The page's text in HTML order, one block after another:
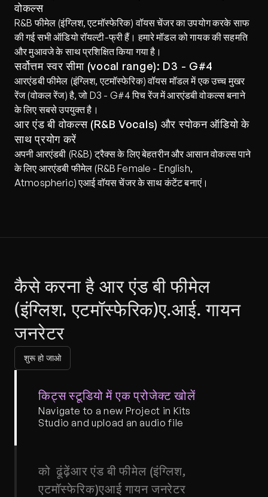
वोकल्स
R&B फीमेल (इंग्लिश, एटमॉस्फेरिक) वॉयस चेंजर का उपयोग करके साफ
की गई सभी ऑडियो रॉयल्टी-फ्री हैं। हमारे मॉडल को गायक की सहमति
और मुआवजे के साथ प्रशिक्षित किया गया है।
सर्वोत्तम स्वर सीमा (vocal range): D3 - G#4
आरएंडबी फीमेल (इंग्लिश, एटमॉस्फेरिक) वॉयस मॉडल में एक उच्च मुखर
रेंज (वोकल रेंज) है, जो D3 - G#4 पिच रेंज में आरएंडबी वोकल्स बनाने
के लिए सबसे उपयुक्त है।
आर एंड बी वोकल्स (R&B Vocals) और स्पोकन ऑडियो के
साथ प्रयोग करें
अपनी आरएंडबी (R&B) ट्रैक्स के लिए बेहतरीन और आसान वोकल्स पाने
के लिए आरएंडबी फीमेल (R&B Female - English,
Atmospheric) एआई वॉयस चेंजर के साथ कंटेंट बनाएं।
कैसे करना है आर एंड बी फीमेल
(इंग्लिश, एटमॉस्फेरिक)ए.आई. गायन
जनरेटर
शुरू हो जाओ
किट्स स्टूडियो में एक प्रोजेक्ट खोलें
Navigate to a new Project in Kits
Studio and upload an audio file
को  ढूंढ़ेंआर एंड बी फीमेल (इंग्लिश,
एटमॉस्फेरिक)एआई गायन जनरेटर